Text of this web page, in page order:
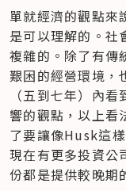
單就經濟的觀點來
是可以理解的。社
複雜的。除了有傳
艱困的經營環境，
（五到七年）內
響的觀點，以上看
了要讓像Husk這
現在有更多投資公
份都是提供較晚期